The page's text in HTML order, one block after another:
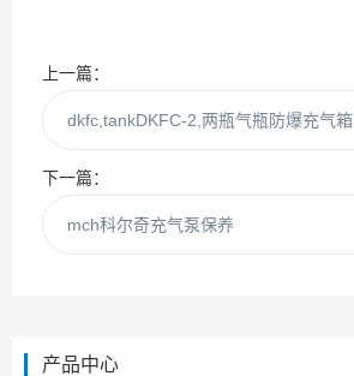
上一篇：
dkfc,tankDKFC-2,两瓶气瓶防爆充气箱
下一篇：
mch科尔奇充气泵保养
产品中心